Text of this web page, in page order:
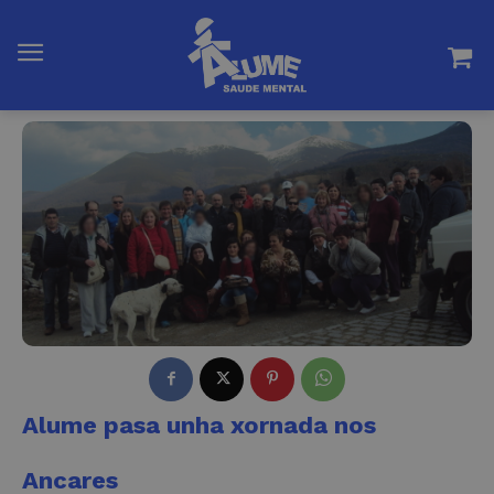
Alume pasa unha xornada nos
Ancares